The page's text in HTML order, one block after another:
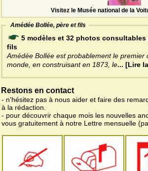
Visitez le Musée national de la
Amédée Bollée, père et fils
5 modèles et 32 photos
fils
Amédée Bollée est probablement le premier
monde, en construisant en 1873, le... [Lire
Restons en contact
- n'hésitez pas à nous aider et faire des
à la rédaction.
- pour découvrir chaque mois les nouvelles
vous gratuitement à notre Lettre mensuelle